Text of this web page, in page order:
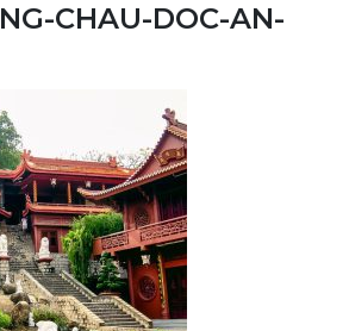
CHAU-DOC-AN-